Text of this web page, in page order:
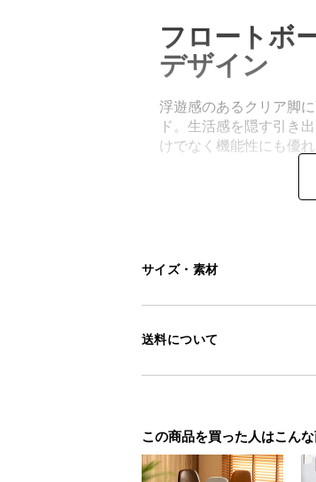
フロートボ
デザイン
浮遊感のあるクリア脚
ド。生活感を隠す引き
けでなく機能性にも優れ
選べる2サ
サイズ・素材
送料について
この商品を買った人はこん